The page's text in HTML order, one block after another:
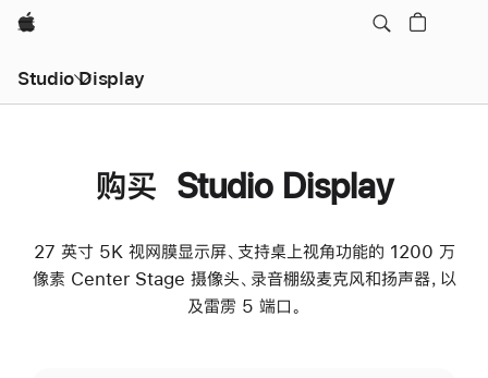
Apple
Studio Display
购买 Studio Display
27 英寸 5K 视网膜显示屏、支持桌上视角功能的 1200 万
像素 Center Stage 摄像头、录音棚级麦克风和扬声器，以
及雷雳 5 端口。